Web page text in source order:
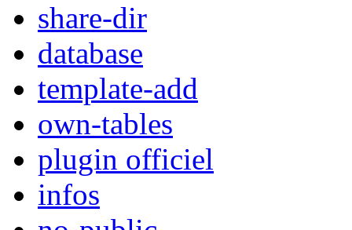
share-dir
database
template-add
own-tables
plugin officiel
infos